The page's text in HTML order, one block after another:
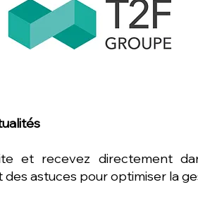
et recevez directement
des astuces pour optimiser la